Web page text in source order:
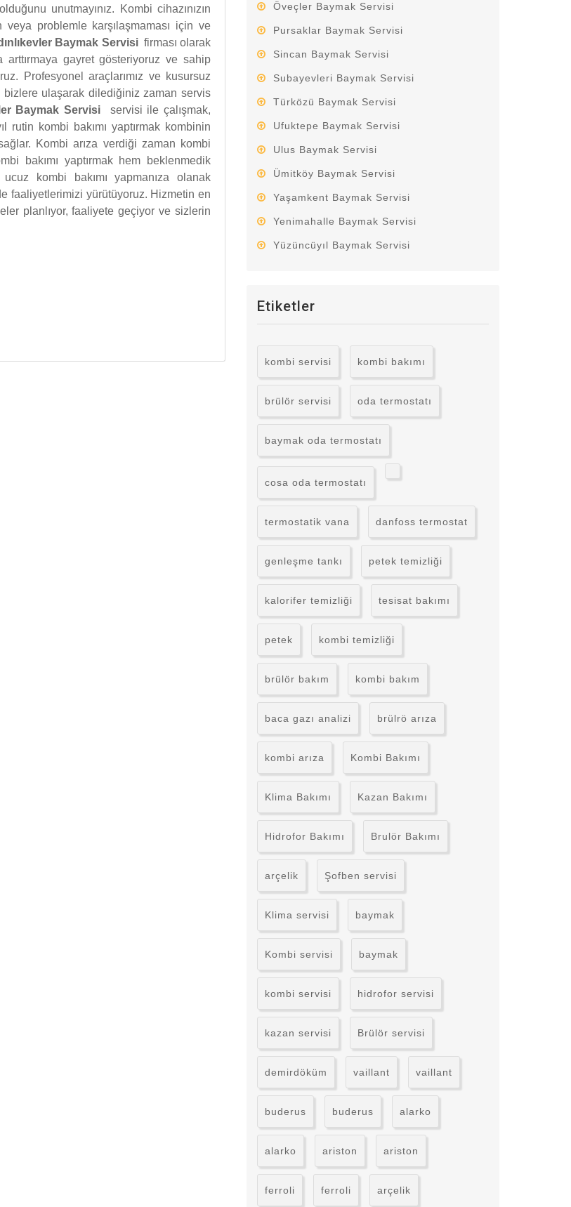
unutmayınız. Kombi cihazınızın
problemle karşılaşmaması için ve
Baymak Servisi firması olarak
arttırmaya gayret gösteriyoruz ve sahip
Profesyonel araçlarımız ve kusursuz
ulaşarak dilediğiniz zaman servis
Baymak Servisi servisi ile çalışmak,
kombi bakımı yaptırmak kombinin
Kombi arıza verdiği zaman kombi
bakımı yaptırmak hem beklenmedik
kombi bakımı yapmanıza olanak
faaliyetlerimizi yürütüyoruz. Hizmetin en
planlıyor, faaliyete geçiyor ve sizlerin
Öveçler Baymak Servisi
Pursaklar Baymak Servisi
Sincan Baymak Servisi
Subayevleri Baymak Servisi
Türközü Baymak Servisi
Ufuktepe Baymak Servisi
Ulus Baymak Servisi
Ümitköy Baymak Servisi
Yaşamkent Baymak Servisi
Yenimahalle Baymak Servisi
Yüzüncüyıl Baymak Servisi
Etiketler
kombi servisi kombi bakımı
brülör servisi oda termostatı
baymak oda termostatı
cosa oda termostatı
termostatik vana danfoss termostat
genleşme tankı petek temizliği
kalorifer temizliği tesisat bakımı
petek kombi temizliği
brülör bakım kombi bakım
baca gazı analizi brülrö arıza
kombi arıza Kombi Bakımı
Klima Bakımı Kazan Bakımı
Hidrofor Bakımı Brulör Bakımı
arçelik Şofben servisi
Klima servisi baymak
Kombi servisi baymak
kombi servisi hidrofor servisi
kazan servisi Brülör servisi
demirdöküm vaillant vaillant
buderus buderus alarko
alarko ariston ariston
ferroli ferroli arçelik